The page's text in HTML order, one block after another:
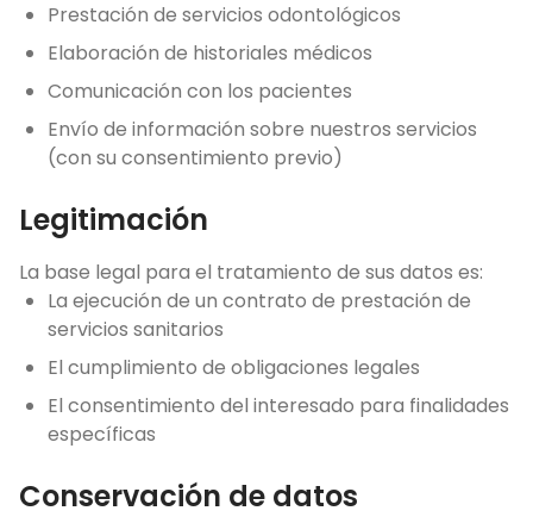
Prestación de servicios odontológicos
Elaboración de historiales médicos
Comunicación con los pacientes
Envío de información sobre nuestros servicios
(con su consentimiento previo)
Legitimación
La base legal para el tratamiento de sus datos es:
La ejecución de un contrato de prestación de
servicios sanitarios
El cumplimiento de obligaciones legales
El consentimiento del interesado para finalidades
específicas
Conservación de datos